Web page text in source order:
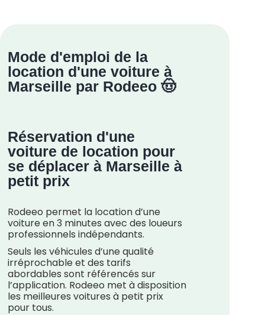
Mode d'emploi de la
location d'une voiture à
Marseille par Rodeeo 🤠
Réservation d'une
voiture de location pour
se déplacer à Marseille à
petit prix
Rodeeo permet la location d’une
voiture en 3 minutes avec des loueurs
professionnels indépendants.
Seuls les véhicules d’une qualité
irréprochable et des tarifs
abordables sont référencés sur
l’application. Rodeeo met à disposition
les meilleures voitures à petit prix
pour tous.